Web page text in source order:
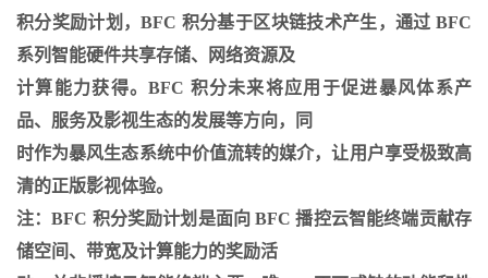
积分奖励计划，BFC 积分基于区块链技术产生，通过 BFC
系列智能硬件共享存储、网络资源及
计算能力获得。BFC 积分未来将应用于促进暴风体系产
品、服务及影视生态的发展等方向，同
时作为暴风生态系统中价值流转的媒介，让用户享受极致高
清的正版影视体验。
注：BFC 积分奖励计划是面向 BFC 播控云智能终端贡献存
储空间、带宽及计算能力的奖励活